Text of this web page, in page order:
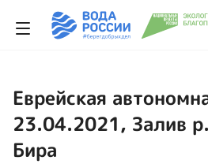
Еврейская
23.04.2021, Залив
Бира